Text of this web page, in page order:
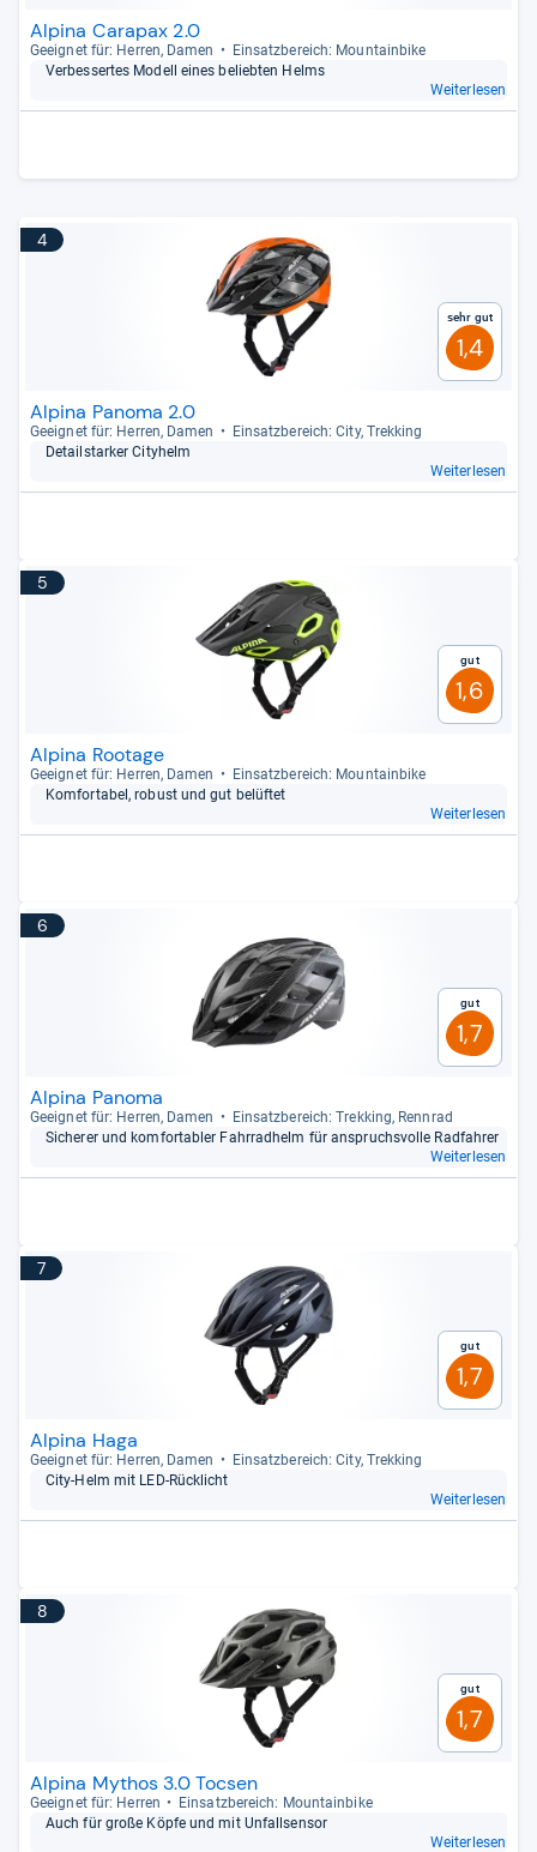
Alpina Carapax 2.0
Geeig­net für: Her­ren, Damen
Ein­satz­be­reich: Moun­tain­bike
Ver­bes­ser­tes Modell eines belieb­ten Helms
Weiterlesen
4
Sehr gut
1,4
Alpina Panoma 2.0
Geeig­net für: Her­ren, Damen
Ein­satz­be­reich: City, Trek­king
Detail­star­ker City­helm
Weiterlesen
5
Gut
1,6
Alpina Rootage
Geeig­net für: Her­ren, Damen
Ein­satz­be­reich: Moun­tain­bike
Kom­for­ta­bel, robust und gut belüf­tet
Weiterlesen
6
Gut
1,7
Alpina Panoma
Geeig­net für: Her­ren, Damen
Ein­satz­be­reich: Trek­king, Renn­rad
Siche­rer und kom­for­ta­bler Fahr­rad­helm für anspruchs­volle Rad­fah­rer
Weiterlesen
7
Gut
1,7
Alpina Haga
Geeig­net für: Her­ren, Damen
Ein­satz­be­reich: City, Trek­king
City-​Helm mit LED-​Rück­licht
Weiterlesen
8
Gut
1,7
Alpina Mythos 3.0 Tocsen
Geeig­net für: Her­ren
Ein­satz­be­reich: Moun­tain­bike
Auch für große Köpfe und mit Unfall­sen­sor
Weiterlesen